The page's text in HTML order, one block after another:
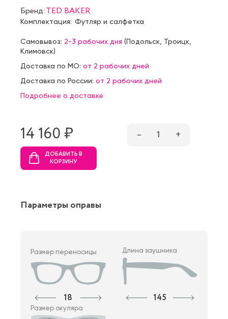
Бренд:TED BAKER
Комплектация: Футляр и салфетка
Самовывоз: 2-3 рабочих дня (Подольск Троицк
Климовск)
Доставка по МО: от 2 рабочих дней
Доставка по России: от 2 рабочих дней
Подробнее о доставке
14 160 ₷ – 1 +
ДОБАВИТЬ В
КОРЗИНУ
Параметры оправы
Размер переносицы
18
Длина заушника
145
Размер окуляра